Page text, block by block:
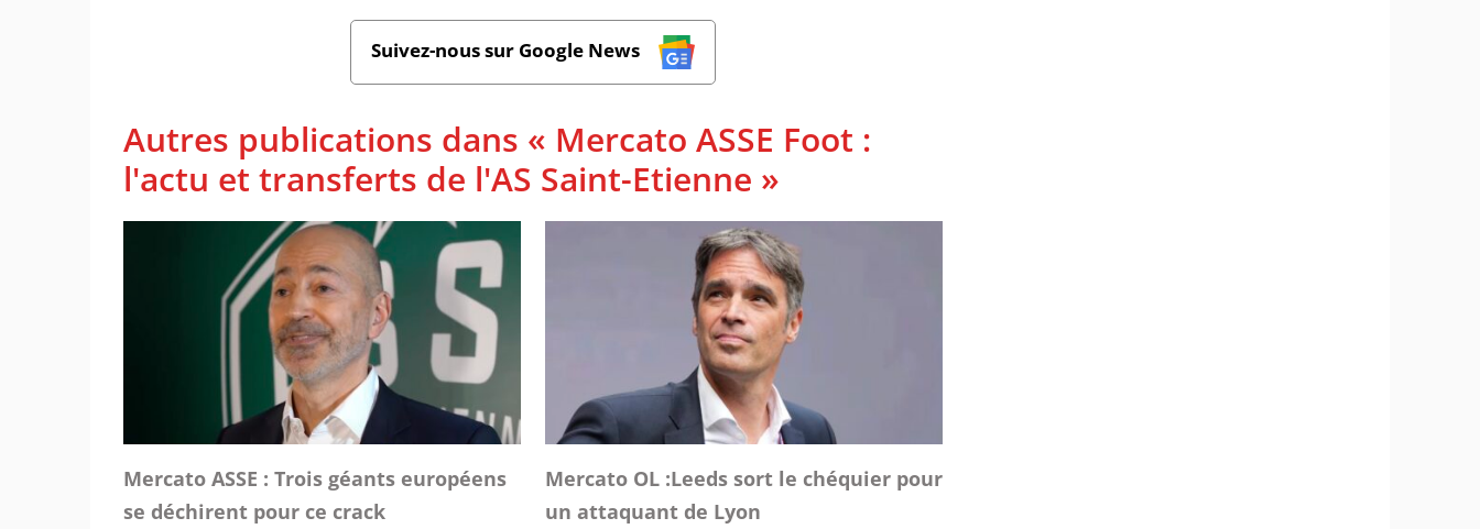
Suivez-nous sur Google News
Autres publications dans « Mercato ASSE Foot :
l'actu et transferts de l'AS Saint-Etienne »
Mercato ASSE : Trois géants européens
se déchirent pour ce crack
Mercato OL :Leeds sort le chéquier pour
un attaquant de Lyon